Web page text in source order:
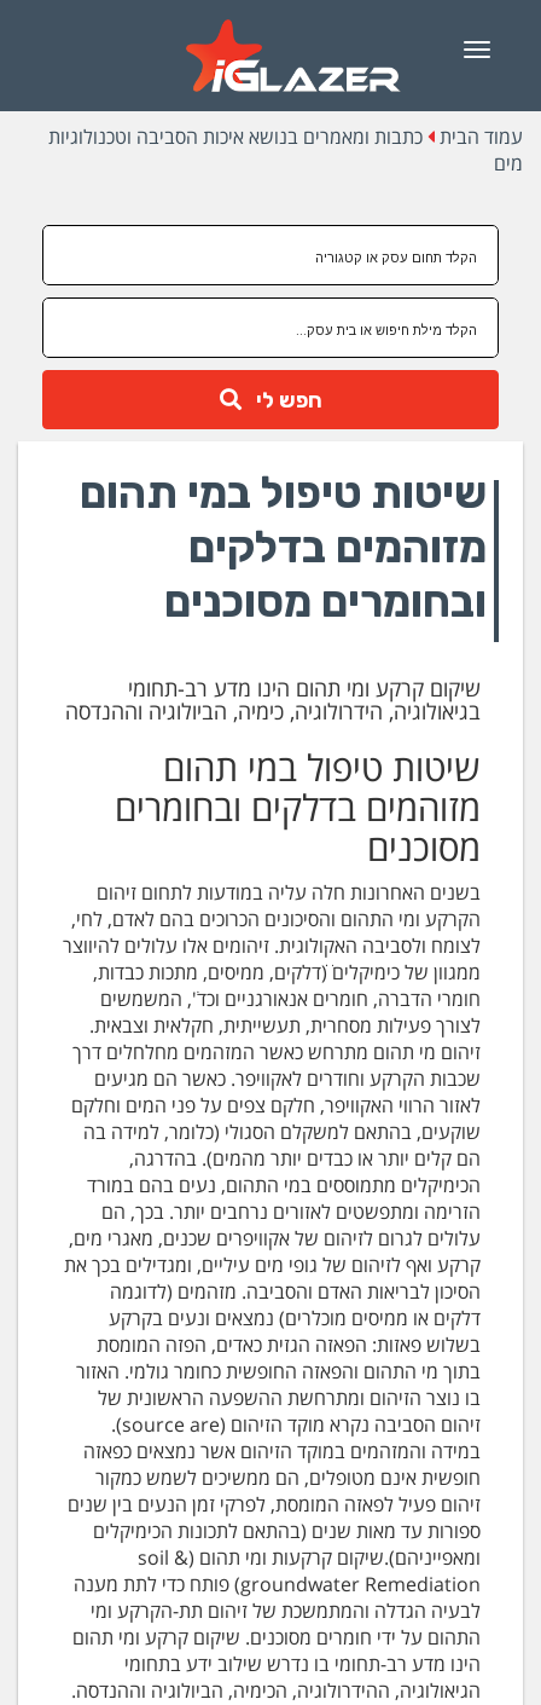
Menu
עמוד הבית
כתבות ומאמרים בנושא איכות הסביבה וטכנולוגיות
מים
חפש לי
שיטות טיפול במי תהום
מזוהמים בדלקים
ובחומרים מסוכנים
שיקום קרקע ומי תהום הינו מדע רב-תחומי
בגיאולוגיה, הידרולוגיה, כימיה, הביולוגיה וההנדסה
שיטות טיפול במי תהום
מזוהמים בדלקים ובחומרים
מסוכנים
בשנים האחרונות חלה עליה במודעות לתחום זיהום
הקרקע ומי התהום והסיכונים הכרוכים בהם לאדם, לחי,
לצומח ולסביבה האקולוגית. זיהומים אלו עלולים להיווצר
ממגוון של כימיקלים ׁ(ׁׁדלקים, ממיסים, מתכות כבדות,
חומרי הדברה, חומרים אנאורגניים וכד'ׂ, המשמשים
לצורך פעילות מסחרית, תעשייתית, חקלאית וצבאית.
זיהום מי תהום מתרחש כאשר המזהמים מחלחלים דרך
שכבות הקרקע וחודרים לאקוויפר. כאשר הם מגיעים
לאזור הרווי האקוויפר, חלקם צפים על פני המים וחלקם
שוקעים, בהתאם למשקלם הסגולי (כלומר, למידה בה
הם קלים יותר או כבדים יותר מהמים). בהדרגה,
הכימיקלים מתמוססים במי התהום, נעים בהם במורד
הזרימה ומתפשטים לאזורים נרחבים יותר. בכך, הם
עלולים לגרום לזיהום של אקוויפרים שכנים, מאגרי מים,
קרקע ואף לזיהום של גופי מים עיליים, ומגדילים בכך את
הסיכון לבריאות האדם והסביבה. מזהמים (לדוגמה
דלקים או ממיסים מוכלרים) נמצאים ונעים בקרקע
בשלוש פאזות: הפאזה הגזית כאדים, הפזה המומסת
בתוך מי התהום והפאזה החופשית כחומר גולמי. האזור
בו נוצר הזיהום ומתרחשת ההשפעה הראשונית של
זיהום הסביבה נקרא מוקד הזיהום (source are).
במידה והמזהמים במוקד הזיהום אשר נמצאים כפאזה
חופשית אינם מטופלים, הם ממשיכים לשמש כמקור
זיהום פעיל לפאזה המומסת, לפרקי זמן הנעים בין שנים
ספורות עד מאות שנים (בהתאם לתכונות הכימיקלים
ומאפייניהם).שיקום קרקעות ומי תהום (soil &
groundwater Remediation) פותח כדי לתת מענה
לבעיה הגדלה והמתמשכת של זיהום תת-הקרקע ומי
התהום על ידי חומרים מסוכנים. שיקום קרקע ומי תהום
הינו מדע רב-תחומי בו נדרש שילוב ידע בתחומי
הגיאולוגיה, ההידרולוגיה, הכימיה, הביולוגיה וההנדסה.